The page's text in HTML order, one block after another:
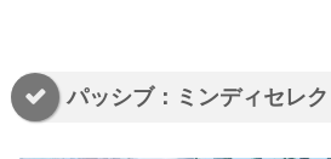
パッシブ：ミンディセレク